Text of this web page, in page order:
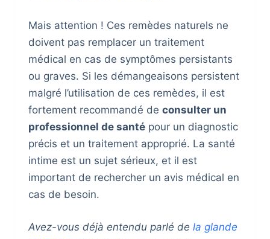
Mais attention ! Ces remèdes naturels ne
doivent pas remplacer un traitement
médical en cas de symptômes persistants
ou graves. Si les démangeaisons persistent
malgré l’utilisation de ces remèdes, il est
fortement recommandé de consulter un
professionnel de santépour un diagnostic
précis et un traitement approprié. La santé
intime est un sujet sérieux, et il est
important de rechercher un avis médical en
cas de besoin.
Avez-vous déjà entendu parlé de la glande